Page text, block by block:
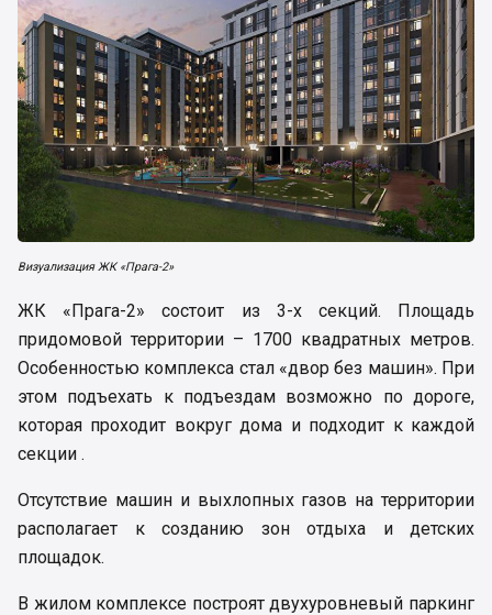
Визуализация ЖК «Прага-2»
ЖК «Прага-2» состоит из 3-х секций. Площадь
придомовой территории – 1700 квадратных метров.
Особенностью комплекса стал «двор без машин». При
этом подъехать к подъездам возможно по дороге,
которая проходит вокруг дома и подходит к каждой
секции .
Отсутствие машин и выхлопных газов на территории
располагает к созданию зон отдыха и детских
площадок.
В жилом комплексе построят двухуровневый паркинг